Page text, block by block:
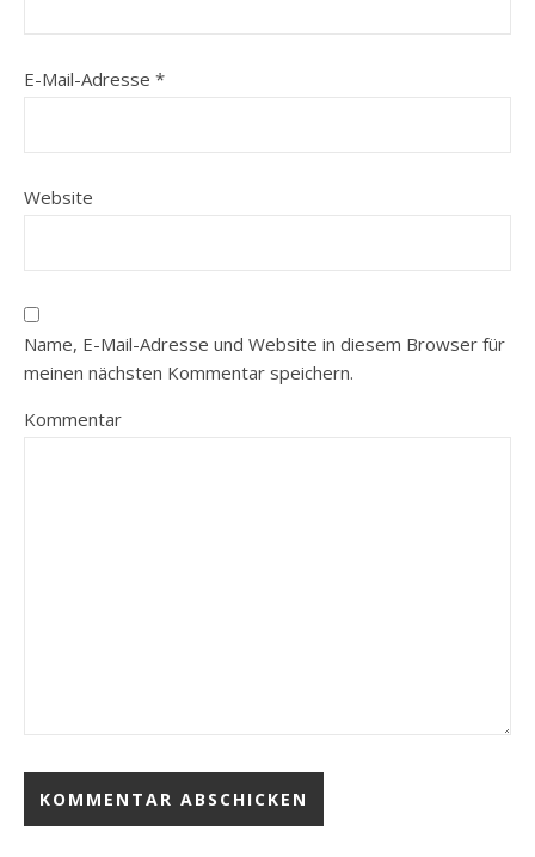
E-Mail-Adresse *
Website
Name, E-Mail-Adresse und Website in diesem Browser für
meinen nächsten Kommentar speichern.
Kommentar